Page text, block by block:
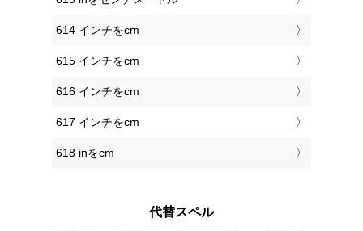
614 インチをcm
615 インチをcm
616 インチをcm
617 インチをcm
618 inをcm
代替スペル